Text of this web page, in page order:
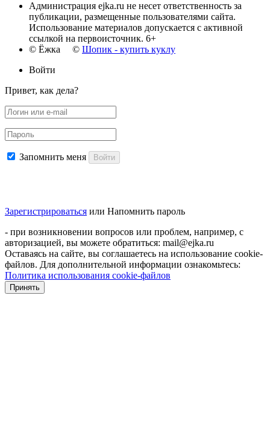
Администрация ejka.ru не несет ответственность за
публикации, размещенные пользователями сайта.
Использование материалов допускается с активной
ссылкой на первоисточник. 6+
© Ёжка © Шопик - купить куклу
Войти
Привет, как дела?
Запомнить меня Войти
Зарегистрироваться или Напомнить пароль
- при возникновении вопросов или проблем, например, с
авторизацией, вы можете обратиться: mail@ejka.ru
Оставаясь на сайте, вы соглашаетесь на использование cookie-
файлов. Для дополнительной информации ознакомьтесь:
Политика использования cookie-файлов
Принять